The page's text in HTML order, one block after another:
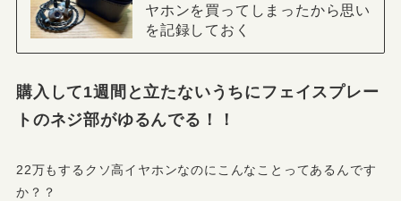
ヤホンを買ってしまったから思い
を記録しておく
購入して1週間と立たないうちにフェイスプレー
トのネジ部がゆるんでる！！
22万もするクソ高イヤホンなのにこんなことってあるんです
か？？